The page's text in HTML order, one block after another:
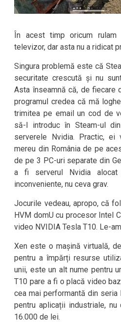
În acest timp oricum
televizor, dar asta nu a ridicat
Singura problemă este că
securitate crescută și nu
Asta înseamnă că, de fiecare
programul credea că mă
trimitea pe email un cod de
să-l introduc în Steam-ul
serverele Nvidia. Practic, ei
mereu din România de pe
de pe 3 PC-uri separate din
a fi serverul Nvidia
inconveniente, nu ceva grav.
Jocurile vedeau, apropo, că
HVM domU cu procesor Intel
video NVIDIA Tesla T10. Le-
Xen este o mașină virtuală,
pentru a împărți resurse
unii, este un alt nume pentru
T10 pare a fi o placă video
cea mai performantă din seria
pentru aplicații industriale,
16.000 de lei.